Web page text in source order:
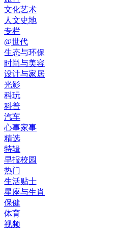
文化艺术
人文史地
专栏
@世代
生态与环保
时尚与美容
设计与家居
光影
科玩
科普
汽车
心事家事
精选
特辑
早报校园
热门
生活贴士
星座与生肖
保健
体育
视频